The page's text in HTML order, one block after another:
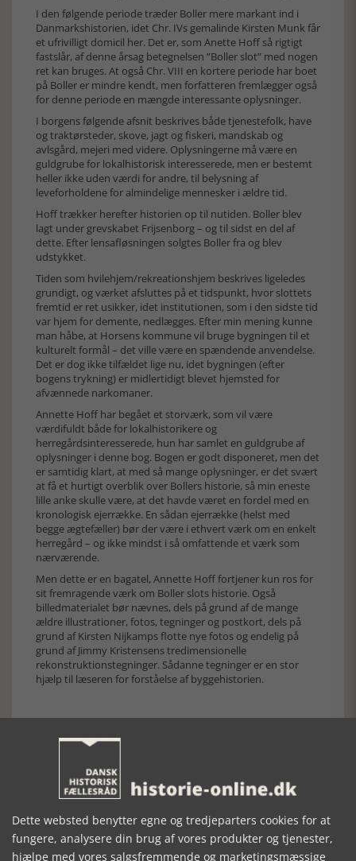
I den følgende periode træder Boller mere markant ind i
Danmarkshistorien, idet Chr. IVs gemalinde Kirsten Munk får
et ufrivilligt domicil her. Det er, som Anette Hoff så rigtigt
fastslår, af denne årsag betegnelsen ”Boller slot” med nogen
ret kan bruges. At også Chr. VIII en kortere periode har boet
på Boller er mindre kendt, men forfatteren fremlægger også
for denne periode en mængde interessante oplysninger.
I borgens følgende afsnit beskrives både tjenestefolk, have
og traktørsteder, skove, jagt og fiskeri, mandskab og
avlsgård, mejeri med videre. Oplysningerne må være en
guldgrube for lokalhistorisk interesserede, men er bestemt
heller ikke uden værdi for andre, til belysning af
leveforholdene for almindelige mennesker i ældre tid.
Hoff trækker herefter historien op til nutiden. Boller blev
lagt under grevskabet Frijsenborg – og til sidst en del af
dette. Efter lensafløsningen solgtes Boller fra og blev
udstykket.
Tiden som hvilehjem/rekreationshjem beskrives ligeledes
grundigt, og værket afsluttes på et tidspunkt, hvor slottets
fremtid er ret usikker, idet institutionen, som i den sidste tid
var hjem for demente, nedlægges. Efter min mening kunne
man håbe, at Horsens kommune vil bruge bygningen til et
kulturelt formål – det ville være en spændende anvendelse.
Det er dog ikke tilfældet lige nu, idet bygningen (efter
bogens trykning) er midlertidigt blevet hjemsted for
afvænnede narkomaner.
Annette Hoff har begået et storværk, som vil være
værdifuldt både for lokalhistorikere og
herregårdsinteresserede, hun har samlet en guldgrube af
oplysninger i denne bog. Bogen er godt disponeret, men det
er samtidig klart, at med så mange oplysninger, er det svært
at få et hurtigt overblik over Bollers historie, så min eneste
lille anke skulle være, at det havde været en fordel med en
kronologisk ejerrække. En sådan ejerrække (helst med
begge ægtefæller) bør der være i ethvert værk om en enkelt
herregård – og ikke mindst i så omfattende et værk som
nærværende.
Men dette er en bagatel, Annette Hoff fortjener kun ros for
sit fremragende værk om Boller slots historie. Også
billedmaterialet bør nævnes, dels på grund af de mange
ældre illustrationer, fotos, tegninger og postkort, dels på
grund af Kirsten Nijkamps flotte nye fotos og endelig på
grund af Jimmy Kristensens tredimensionelle
rekonstruktionstegninger. Sådanne tegninger er en stor
hjælp til læseren for forståelse af byggehistorien.
Forrige artikel
SE RELATEREDE ARTIKLER
Dette websted benytter egne og tredjeparters cookies for at
fungere, analysere din brug af vores produkter og tjenester,
hjælpe med vores salgsfremmende og marketingsmæssige